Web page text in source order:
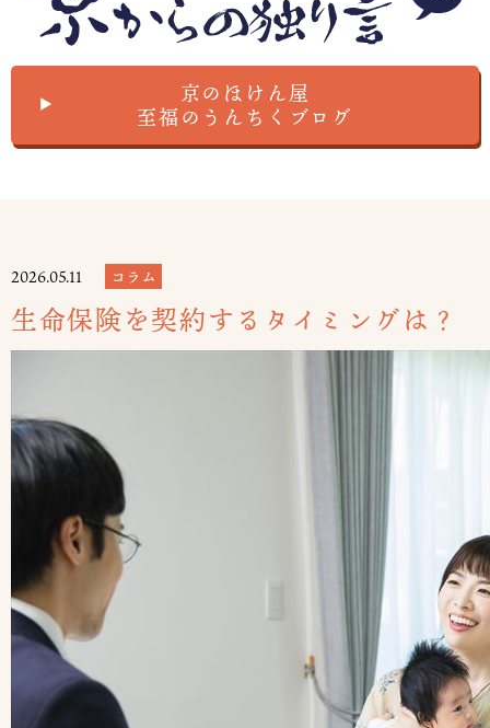
▲
京のほけん屋
至福のうんちくブログ
2026.05.11 コラム
生命保険を契約するタイミングは？